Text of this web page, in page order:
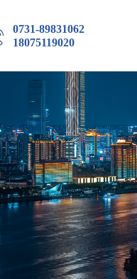
0731-89831062
18075119020